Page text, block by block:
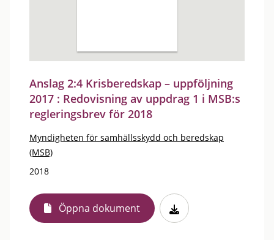
Anslag 2:4 Krisberedskap – uppföljning
2017 : Redovisning av uppdrag 1 i MSB:s
regleringsbrev för 2018
Myndigheten för samhällsskydd och beredskap
(MSB)
2018
Öppna dokument